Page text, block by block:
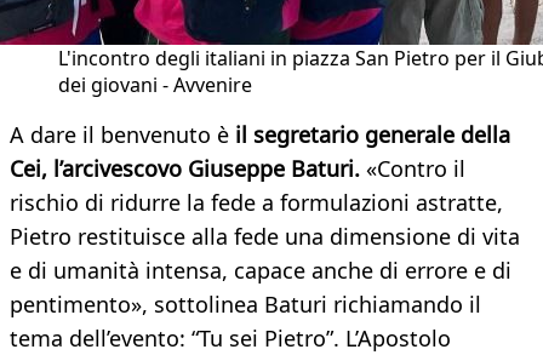
L'incontro degli italiani in piazza San Pietro per il
dei giovani - Avvenire
A dare il benvenuto è il segretario generale della
Cei, l’arcivescovo Giuseppe Baturi. «Contro il
rischio di ridurre la fede a formulazioni astratte,
Pietro restituisce alla fede una dimensione di vita
e di umanità intensa, capace anche di errore e di
pentimento», sottolinea Baturi richiamando il
tema dell’evento: “Tu sei Pietro”. L’Apostolo